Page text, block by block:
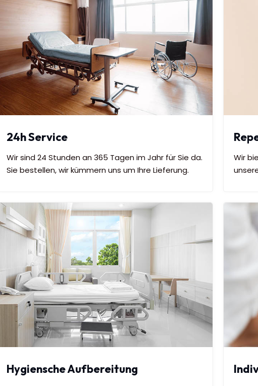
24h Service
Wir sind 24 Stunden an 365 Tagen im Jahr für Sie da.
Sie bestellen, wir kümmern uns um Ihre Lieferung.
Wir
Hygiensche Aufbereitung